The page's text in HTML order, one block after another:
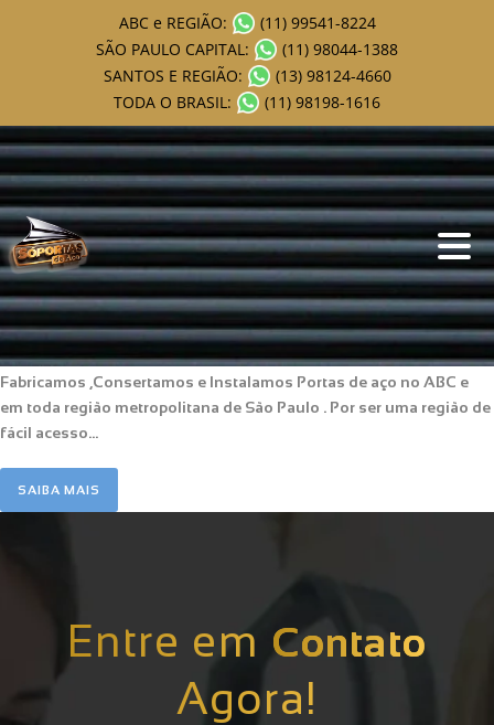
ABC e REGIÃO:
(11) 99541-8224
SÃO PAULO CAPITAL:
(11) 98044-1388
SANTOS E REGIÃO:
(13) 98124-4660
TODA O BRASIL:
(11) 98198-1616
Portas de aço no ABC
ADMIN 0
Fabricamos ,Consertamos e Instalamos Portas de aço no ABC e
em toda região metropolitana de São Paulo . Por ser uma região de
fácil acesso...
SAIBA MAIS
Entre em Contato
Agora!